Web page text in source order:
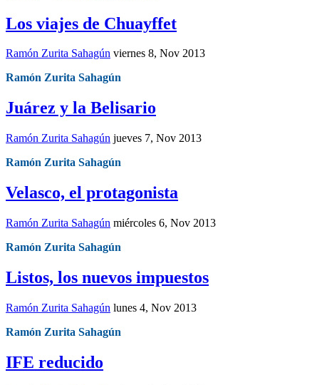
Los viajes de Chuayffet
Ramón Zurita Sahagún viernes 8, Nov 2013
Ramón Zurita Sahagún
Juárez y la Belisario
Ramón Zurita Sahagún jueves 7, Nov 2013
Ramón Zurita Sahagún
Velasco, el protagonista
Ramón Zurita Sahagún miércoles 6, Nov 2013
Ramón Zurita Sahagún
Listos, los nuevos impuestos
Ramón Zurita Sahagún lunes 4, Nov 2013
Ramón Zurita Sahagún
IFE reducido